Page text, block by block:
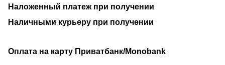
Наложенный платеж при получении
Наличными курьеру при получении
Оплата на карту Приватбанк/Monobank